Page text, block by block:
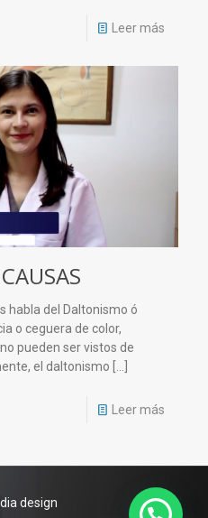
Leer más
habla del Daltonismo ó
o ceguera de color,
pueden ser vistos de
el daltonismo
Leer más
design